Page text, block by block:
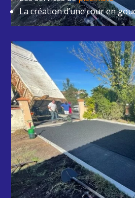
La création d’une cour en